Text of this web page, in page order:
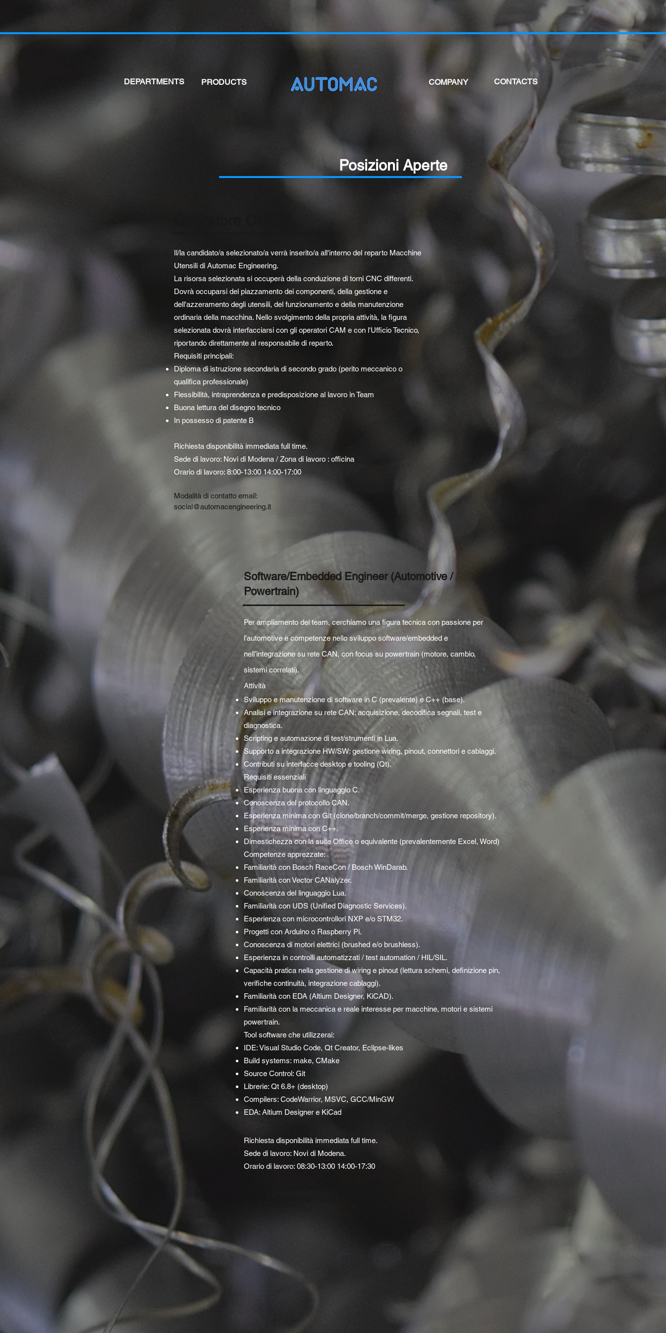
DEPARTMENTS PRODUCTS COMPANY CONTACTS
Posizioni Aperte
Il/la candidato/a selezionato/a verrà inserito/a all'interno del reparto Macchine
Utensili di Automac Engineering.
La risorsa selezionata si occuperà della conduzione di torni CNC differenti.
Dovrà occuparsi del piazzamento dei componenti, della gestione e
dell'azzeramento degli utensili, del funzionamento e della manutenzione
ordinaria della macchina. Nello svolgimento della propria attività, la figura
selezionata dovrà interfacciarsi con gli operatori CAM e con l'Ufficio Tecnico,
riportando direttamente al responsabile di reparto.
Requisiti principali:
Diploma di istruzione secondaria di secondo grado (perito meccanico o
qualifica professionale)
Flessibilità, intraprendenza e predisposizione al lavoro in Team
Buona lettura del disegno tecnico
In possesso di patente B
Richiesta disponibilità immediata full time.
Sede di lavoro: Novi di Modena / Zona di lavoro : officina
Orario di lavoro: 8:00-13:00 14:00-17:00
Modalità di contatto email:
social@automacengineering.it
Software/Embedded Engineer (Automotive /
Powertrain)
Per ampliamento del team, cerchiamo una figura tecnica con passione per
l’automotive e competenze nello sviluppo software/embedded e
nell’integrazione su rete CAN, con focus su powertrain (motore, cambio,
sistemi correlati).
Attività
Sviluppo e manutenzione di software in C (prevalente) e C++ (base).
Analisi e integrazione su rete CAN: acquisizione, decodifica segnali, test e
diagnostica.
Scripting e automazione di test/strumenti in Lua.
Supporto a integrazione HW/SW: gestione wiring, pinout, connettori e cablaggi.
Contributi su interfacce desktop e tooling (Qt).
Requisiti essenziali
Esperienza buona con linguaggio C.
Conoscenza del protocollo CAN.
Esperienza minima con Git (clone/branch/commit/merge, gestione repository).
Esperienza minima con C++.
Dimestichezza con la suite Office o equivalente (prevalentemente Excel, Word)
Competenze apprezzate:
Familiarità con Bosch RaceCon / Bosch WinDarab.
Familiarità con Vector CANalyzer.
Conoscenza del linguaggio Lua.
Familiarità con UDS (Unified Diagnostic Services).
Esperienza con microcontrollori NXP e/o STM32.
Progetti con Arduino o Raspberry Pi.
Conoscenza di motori elettrici (brushed e/o brushless).
Esperienza in controlli automatizzati / test automation / HIL/SIL.
Capacità pratica nella gestione di wiring e pinout (lettura schemi, definizione pin,
verifiche continuità, integrazione cablaggi).
Familiarità con EDA (Altium Designer, KiCAD).
Familiarità con la meccanica e reale interesse per macchine, motori e sistemi
powertrain.
Tool software che utilizzerai:
IDE: Visual Studio Code, Qt Creator, Eclipse-likes
Build systems: make, CMake
Source Control: Git
Librerie: Qt 6.8+ (desktop)
Compilers: CodeWarrior, MSVC, GCC/MinGW
EDA: Altium Designer e KiCad
Richiesta disponibilità immediata full time.
Sede di lavoro: Novi di Modena.
Orario di lavoro: 08:30-13:00 14:00-17:30